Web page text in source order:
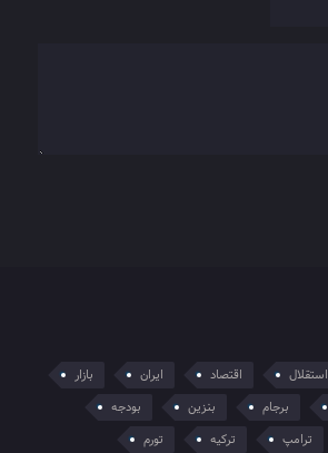
استقلال اقتصاد ایران
بازار
برجام بنزین
بودجه
ترامپ ترکیه تورم